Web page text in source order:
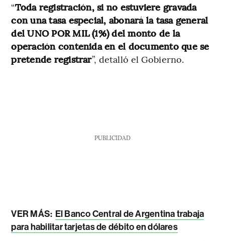
“Toda registración, si no estuviere gravada
con una tasa especial, abonará la tasa general
del UNO POR MIL (1%) del monto de la
operación contenida en el documento que se
pretende registrar”, detalló el Gobierno.
PUBLICIDAD
VER MÁS: El Banco Central de Argentina trabaja
para habilitar tarjetas de débito en dólares